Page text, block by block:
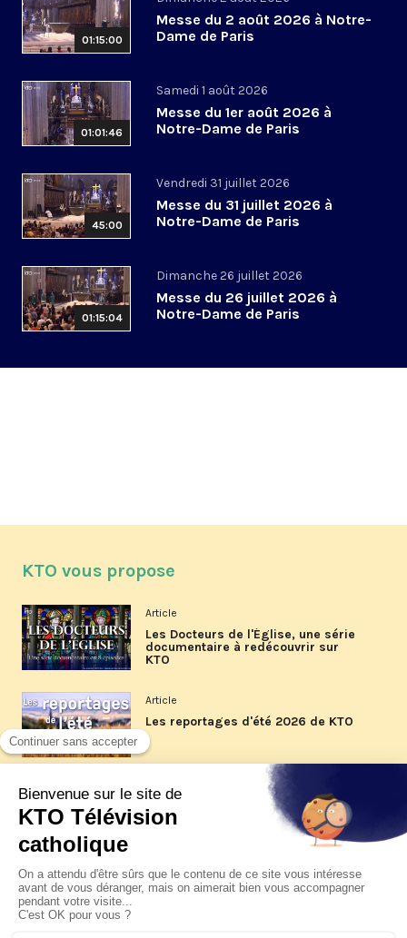
01:15:00
Messe du 2 août 2026 à Notre-
Dame de Paris
01:01:46
Samedi 1 août 2026
Messe du 1er août 2026 à
Notre-Dame de Paris
45:00
Vendredi 31 juillet 2026
Messe du 31 juillet 2026 à
Notre-Dame de Paris
01:15:04
Dimanche 26 juillet 2026
Messe du 26 juillet 2026 à
Notre-Dame de Paris
KTO vous propose
Article
Les Docteurs de l'Église, une série
documentaire à redécouvrir sur
KTO
Article
Les reportages d'été 2026 de KTO
La visite pastorale du pape Léon
XIV à Assise à suivre sur KTO le
Article
Le pape en Uruguay, Argentine et